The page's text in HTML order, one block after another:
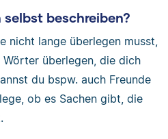
beschreiben?
nicht lange überlegen musst,
überlegen, die dich
du bspw. auch Freunde
ob es Sachen gibt, die